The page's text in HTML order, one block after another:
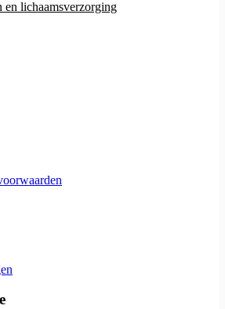
en lichaamsverzorging